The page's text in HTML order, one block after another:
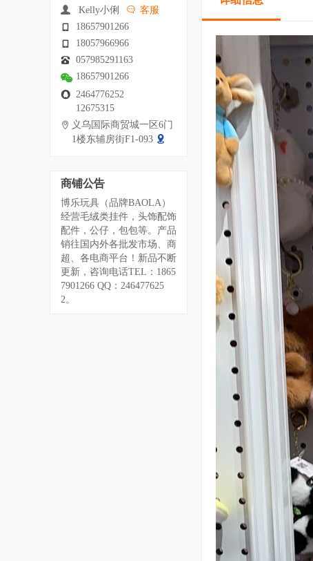
Kelly小俐
客服
18657901266
18057966966
057985291163
18657901266
2464776252
12675315
义乌国际商贸城一区6门
1楼东辅房街F1-093
商铺公告
博乐玩具（品牌BAOLA）
经营毛绒类挂件，头饰配饰
配件，公仔，包包等。产品
销往国内外各批发市场、商
超、各电商平台！新品不断
更新，咨询电话TEL：1865
7901266 QQ：246477625
2。